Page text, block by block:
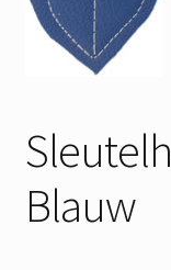
Gastenboek
Blauw